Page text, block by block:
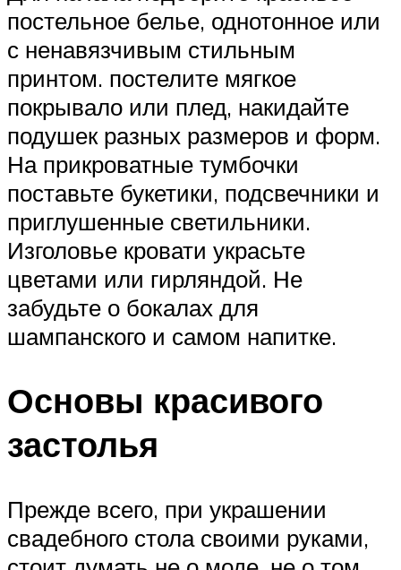
постельное белье, однотонное или
с ненавязчивым стильным
принтом. постелите мягкое
покрывало или плед, накидайте
подушек разных размеров и форм.
На прикроватные тумбочки
поставьте букетики, подсвечники и
приглушенные светильники.
Изголовье кровати украсьте
цветами или гирляндой. Не
забудьте о бокалах для
шампанского и самом напитке.
Основы красивого
застолья
Прежде всего, при украшении
свадебного стола своими руками,